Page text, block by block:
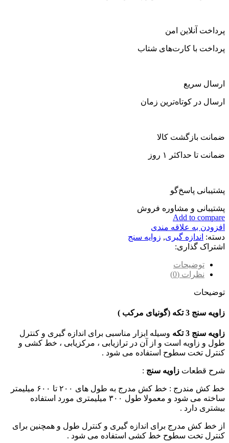
پرداخت آنلاین امن
پرداخت با کارت‌های شتاب
ارسال سریع
ارسال در کوتاه‌ترین زمان
ضمانت بازگشت کالا
ضمانت تا حداکثر ۱ روز
پشتیبانی پاسخ‌گو
پشتیبانی و مشاوره فروش
Add to compare
افزودن به علاقه مندی
دسته: اندازه گیری, زوایه سنج
اشتراک گذاری:
توضیحات
نظرات (0)
توضیحات
زاویه سنج 3 تکه (گونیای مرکب )
زاویه سنج 3 تکه
وسیله ابزار مناسبی برای اندازه گیری و کنترل
طول و زاویه است و از آن در ترازیابی ، مرکزیابی ، خط کشی و
کنترل تخت سطوح استفاده می شود .
شرح قطعات زاویه سنج :
خط کش مندرج : خط کش مدرج به طول های ۲۰۰ تا ۶۰۰ میلیمتر
ساخته می شود و معمولا طول ۳۰۰ میلیمتری مورد استفاده
بیشتری دارد .
از خط کش مدرج برای اندازه گیری و کنترل طول و همچنین برای
کنترل تخت سطوح خط کشی استفاده می شود .